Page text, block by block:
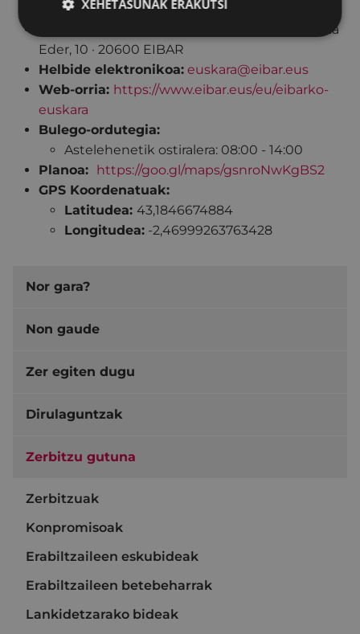
Faxa:943708436
PORTALEA eraikina, 2. Solairua · Bista
Eder, 10 · 20600 EIBAR
Helbide elektronikoa: euskara@eibar.eus
Web-orria: https://www.eibar.eus/eu/eibarko-
euskara
Bulego-ordutegia:
Astelehenetik ostiralera: 08:00 - 14:00
Planoa: https://goo.gl/maps/gsnroNwKgBS2
GPS Koordenatuak:
Latitudea: 43,1846674884
Longitudea: -2,46999263763428
Nor gara?
Non gaude
Zer egiten dugu
Dirulaguntzak
Zerbitzu gutuna
Zerbitzuak
Konpromisoak
Erabiltzaileen eskubideak
Erabiltzaileen betebeharrak
Lankidetzarako bideak
XEHETASUNAK ERAKUTSI